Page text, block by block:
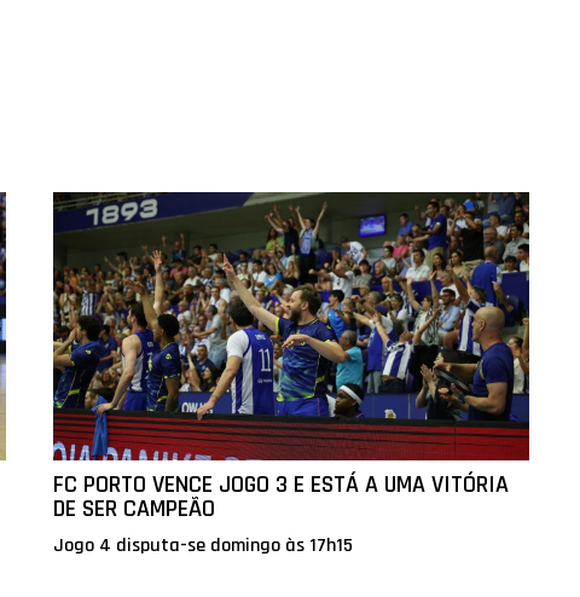
FC PORTO VENCE JOGO 3 E ESTÁ A UMA VITÓRIA
DE SER CAMPEÃO
Jogo 4 disputa-se domingo às 17h15